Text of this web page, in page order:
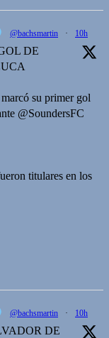
@bachsmartin · 10h
DE
su primer gol
@SoundersFC
titulares en los
@bachsmartin · 10h
DE